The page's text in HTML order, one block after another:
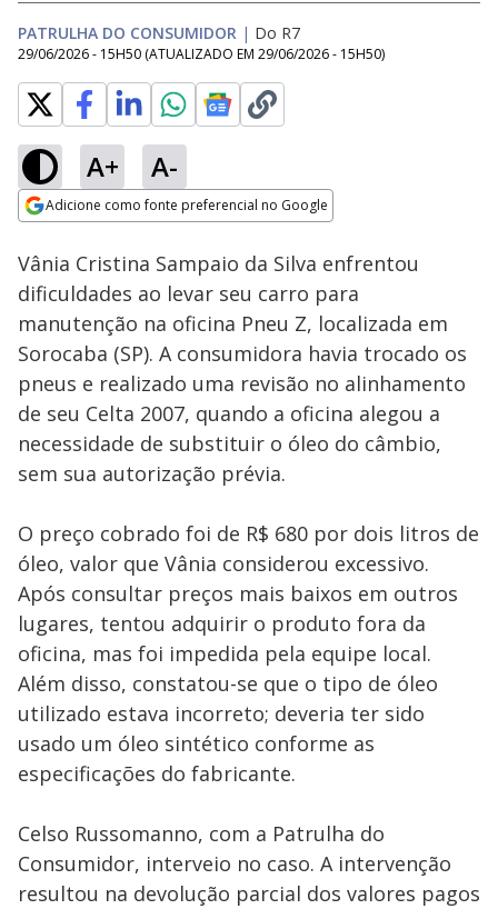
PATRULHA DO CONSUMIDOR | Do R7
29/06/2026 - 15H50 (ATUALIZADO EM 29/06/2026 - 15H50)
A+ A-
Adicione como fonte preferencial no Google
Ativar
Loaded:
3.64%
Vânia Cristina Sampaio da Silva enfrentou
dificuldades ao levar seu carro para
manutenção na oficina Pneu Z, localizada em
Sorocaba (SP). A consumidora havia trocado os
pneus e realizado uma revisão no alinhamento
de seu Celta 2007, quando a oficina alegou a
necessidade de substituir o óleo do câmbio,
sem sua autorização prévia.
O preço cobrado foi de R$ 680 por dois litros de
óleo, valor que Vânia considerou excessivo.
Após consultar preços mais baixos em outros
lugares, tentou adquirir o produto fora da
oficina, mas foi impedida pela equipe local.
Além disso, constatou-se que o tipo de óleo
utilizado estava incorreto; deveria ter sido
usado um óleo sintético conforme as
especificações do fabricante.
Celso Russomanno, com a Patrulha do
Consumidor, interveio no caso. A intervenção
resultou na devolução parcial dos valores pagos